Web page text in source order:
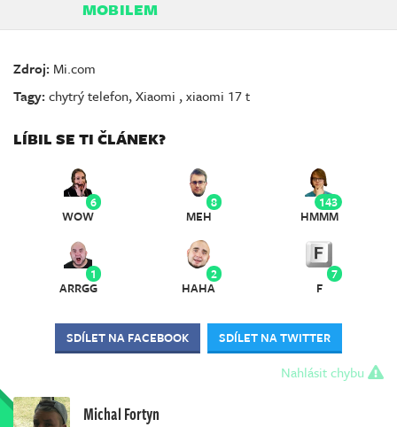
MOBILEM
Zdroj: Mi.com
Tagy:chytrý telefon,Xiaomi ,xiaomi 17 t
LÍBIL SE TI ČLÁNEK?
6
WOW
8
MEH
143
HMMM
1
ARRGG
2
HAHA
7
F
SDÍLET NA FACEBOOK SDÍLET NA TWITTER
Nahlásit chybu
Michal Fortyn